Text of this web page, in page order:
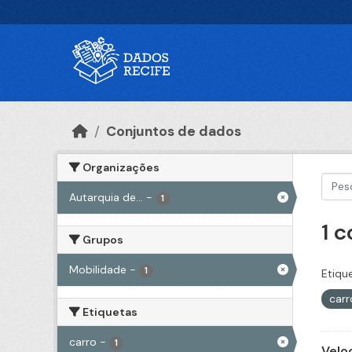
Conjuntos de dados
Organizações
Autarquia de... - 1
Grupos
Mobilidade - 1
Etiquetas
carro - 1
1